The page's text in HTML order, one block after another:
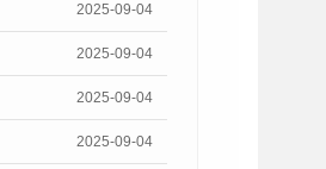
2025-09-04
2025-09-04
2025-09-04
2025-09-04